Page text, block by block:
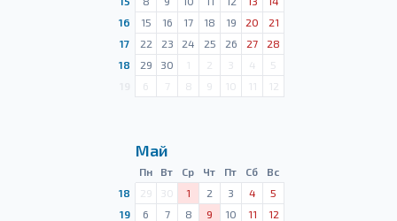
16
15 16 17 18 19 20
21
17
22 23 24 25 26 27
28
18
29 30 1 2 3 4
5
6 7 8 9 10 11 12
Май
Пн Вт Ср Чт Пт Сб
Вс
18
29 30 1 2 3 4
5
19
6 7 8 9 10 11
12